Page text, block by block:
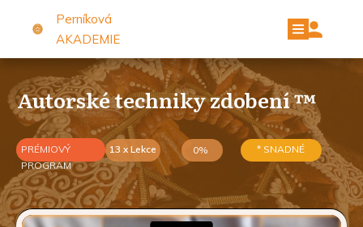
Perníková
AKADEMIE
Autorské techniky zdobení ™
PRÉMIOVÝ
PROGRAM
13 x Lekce 0% * SNADNÉ